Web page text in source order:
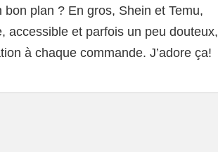
plan ? En gros, Shein et Temu,
accessible et parfois un peu douteux,
à chaque commande. J’adore ça!